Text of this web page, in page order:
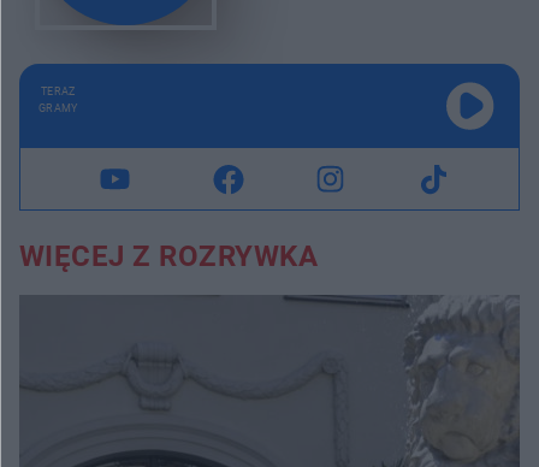
TERAZ
GRAMY
WIĘCEJ Z ROZRYWKA